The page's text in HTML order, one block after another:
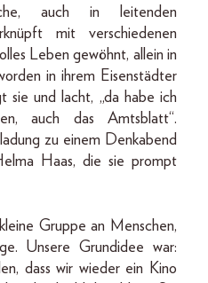
auch in leitenden
mit verschiedenen
Leben gewöhnt, allein in
in ihrem Eisenstädter
sie und lacht, „da habe ich
auch das Amtsblatt“.
zu einem Denkabend
Haas, die sie prompt
Gruppe an Menschen,
Unsere Grundidee war:
dass wir wieder ein Kino